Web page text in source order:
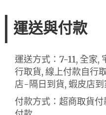
運送與付款
運送方式：7-11, 全家,
行取貨, 線上付款自行
店-隔日到貨, 蝦皮店到
付款方式：超商取貨